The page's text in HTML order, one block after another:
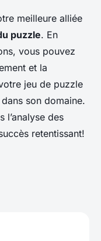
meilleure alliée
puzzle. En
vous pouvez
et la
jeu de puzzle
son domaine.
l’analyse des
retentissant!